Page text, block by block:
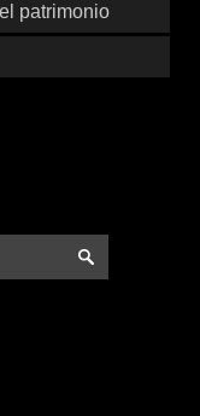
patrimonio